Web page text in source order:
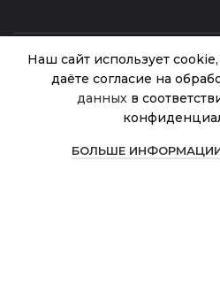
Интернет магазин
Наш сайт использует
даёте согласие на
данных в
БОЛЬШЕ
Лопата
Штыковая
универсальая
(рельсовая
275.00₽
Магазин Избранное